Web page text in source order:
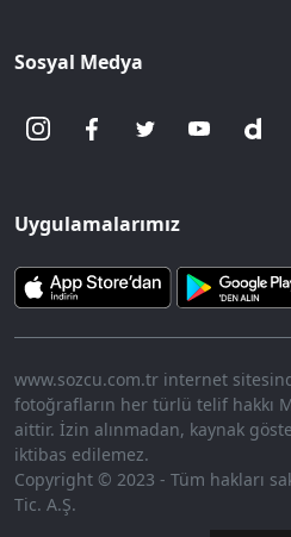
Sosyal Medya
Uygulamalarımız
www.sozcu.com.tr internet
fotoğrafların her türlü telif hakkı
aittir. İzin alınmadan, kaynak
iktibas edilemez.
Copyright © 2023 - Tüm hakları
Tic. A.Ş.